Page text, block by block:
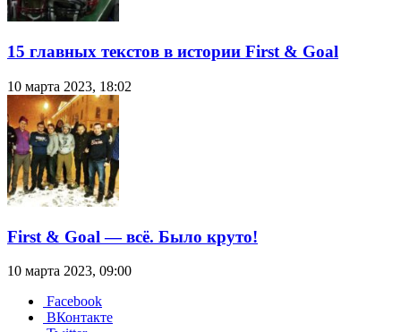
15 главных текстов в истории First & Goal
10 марта 2023, 18:02
First & Goal — всё. Было круто!
10 марта 2023, 09:00
Facebook
ВКонтакте